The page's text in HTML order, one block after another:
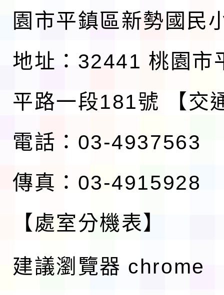
園市平鎮區新勢國民
地址：32441 桃園市
平路一段181號
【交
電話：03-4937563
傳真：03-4915928
【處室分機表】
建議瀏覽器 chrome